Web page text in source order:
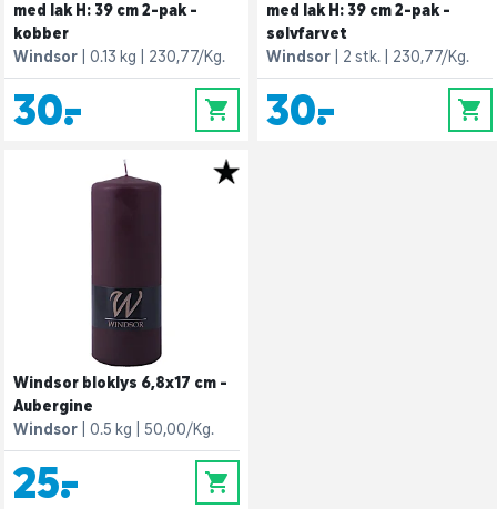
med lak H: 39 cm 2-pak -
kobber
Windsor
0.13 kg 230,77/Kg.
30,- 0
med lak H: 39 cm 2-pak -
sølvfarvet
Windsor
2 stk. 230,77/Kg.
30,- 0
Windsor bloklys 6,8x17 cm -
Aubergine
Windsor
0.5 kg 50,00/Kg.
25,- 0